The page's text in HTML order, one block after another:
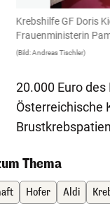
Krebshilfe GF Doris
Frauenministerin
(Bild: Andreas Tischler)
20.000 Euro
Österreichische
Thema
Hofer Aldi